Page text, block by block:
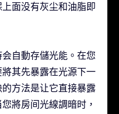
面没有灰尘和油脂即
自動存儲光能。在您
其先暴露在光源下一
方法是让它直接暴露
將房间光線調暗时，